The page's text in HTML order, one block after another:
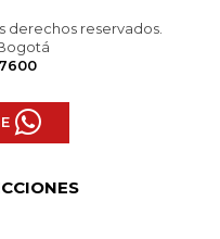
derechos reservados.